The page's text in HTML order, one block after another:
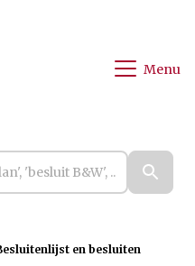
Menu
en besluiten